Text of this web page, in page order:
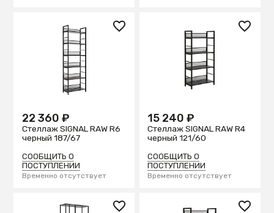
22 360 ₽
Стеллаж SIGNAL RAW R6
черный 187/67
СООБЩИТЬ О
ПОСТУПЛЕНИИ
Временно отсутствует
15 240 ₽
Стеллаж SIGNAL RAW R4
черный 121/60
СООБЩИТЬ О
ПОСТУПЛЕНИИ
Временно отсутствует